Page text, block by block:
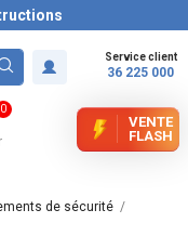
Service client
36 225 000
0
VENTE
FLASH
de sécurité